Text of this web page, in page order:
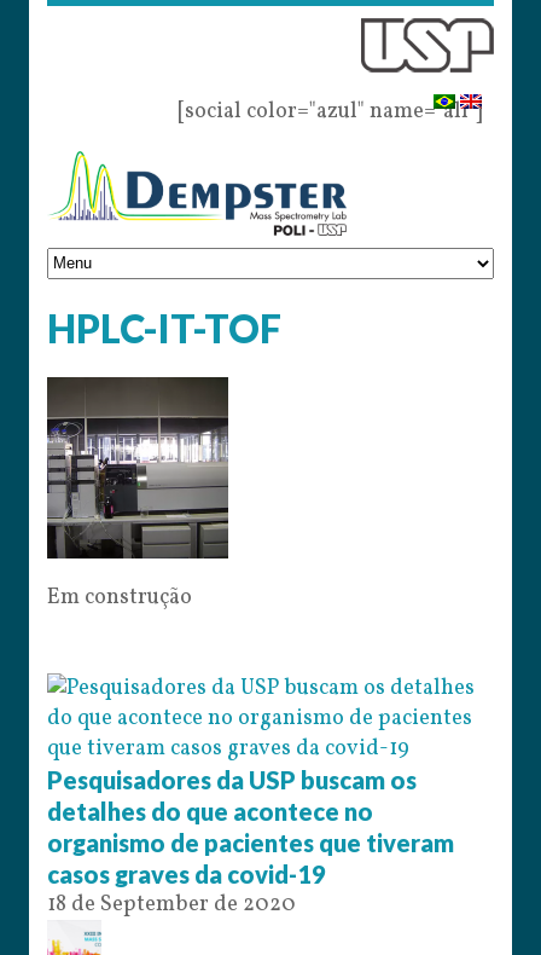
[social color="azul" name="all"]
HPLC-IT-TOF
Em construção
Pesquisadores da USP buscam os
detalhes do que acontece no
organismo de pacientes que tiveram
casos graves da covid-19
18 de September de 2020